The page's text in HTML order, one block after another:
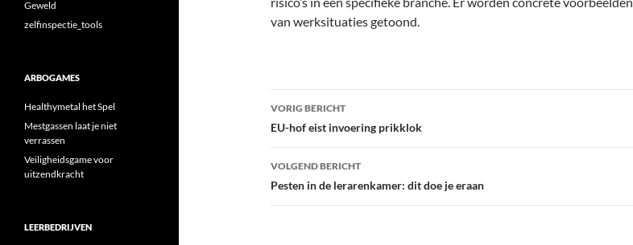
van werksituaties getoond.
Bericht
navigatie
VORIG BERICHT
EU-hof eist invoering prikklok
VOLGEND BERICHT
Pesten in de lerarenkamer: dit doe je eraan
Geweld
zelfinspectie_tools
ARBOGAMES
Healthymetal het Spel
Mestgassen laat je niet
verrassen
Veiligheidsgame voor
uitzendkracht
LEERBEDRIJVEN